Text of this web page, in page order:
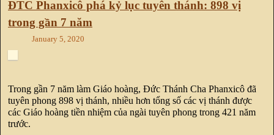
ĐTC Phanxicô phá kỷ lục tuyên thánh: 898 vị
trong gần 7 năm
January 5, 2020
Trong gần 7 năm làm Giáo hoàng, Đức Thánh Cha Phanxicô đã
tuyên phong 898 vị thánh, nhiều hơn tổng số các vị thánh được
các Giáo hoàng tiền nhiệm của ngài tuyên phong trong 421 năm
trước.